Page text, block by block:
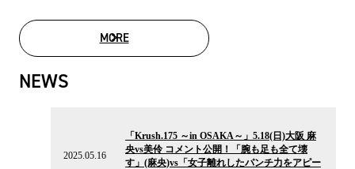
MOREMOVIE LIST
NEWS
2025.05.16
「Krush.175 ～in OSAKA～」5.18(日)大阪 麻
央vs美伶 コメント公開！「腕も足も全て壊
す」(麻央)vs「女子離れしたパンチ力をアピー